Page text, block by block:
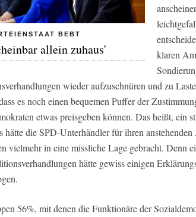
BEBT
allein zuhaus'
klaren
wieder aufzuschnüren und zu
es noch einen bequemen Puffer der
etwas preisgeben können. Das heißt, ein
hätte die SPD-Unterhändler für ihren
vielmehr in eine missliche Lage gebracht. Denn
hätte gewiss einigen
56%, mit denen die Funktionäre der